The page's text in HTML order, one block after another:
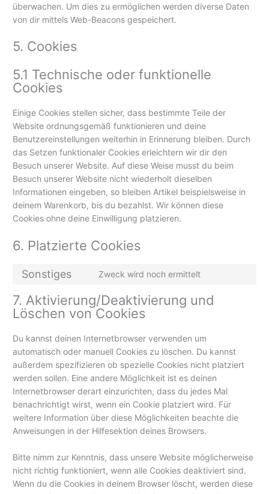
überwachen. Um dies zu ermöglichen werden diverse Daten
von dir mittels Web-Beacons gespeichert.
5. Cookies
5.1 Technische oder funktionelle
Cookies
Einige Cookies stellen sicher, dass bestimmte Teile der
Website ordnungsgemäß funktionieren und deine
Benutzereinstellungen weiterhin in Erinnerung bleiben. Durch
das Setzen funktionaler Cookies erleichtern wir dir den
Besuch unserer Website. Auf diese Weise musst du beim
Besuch unserer Website nicht wiederholt dieselben
Informationen eingeben, so bleiben Artikel beispielsweise in
deinem Warenkorb, bis du bezahlst. Wir können diese
Cookies ohne deine Einwilligung platzieren.
6. Platzierte Cookies
Sonstiges Zweck wird noch ermittelt
7. Aktivierung/Deaktivierung und
Löschen von Cookies
Du kannst deinen Internetbrowser verwenden um
automatisch oder manuell Cookies zu löschen. Du kannst
außerdem spezifizieren ob spezielle Cookies nicht platziert
werden sollen. Eine andere Möglichkeit ist es deinen
Internetbrowser derart einzurichten, dass du jedes Mal
benachrichtigt wirst, wenn ein Cookie platziert wird. Für
weitere Information über diese Möglichkeiten beachte die
Anweisungen in der Hilfesektion deines Browsers.
Bitte nimm zur Kenntnis, dass unsere Website möglicherweise
nicht richtig funktioniert, wenn alle Cookies deaktiviert sind.
Wenn du die Cookies in deinem Browser löscht, werden diese